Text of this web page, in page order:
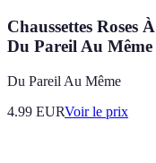
Chaussettes Roses
Du Pareil Au Même
Du Pareil Au Même
4.99 EURVoir le prix